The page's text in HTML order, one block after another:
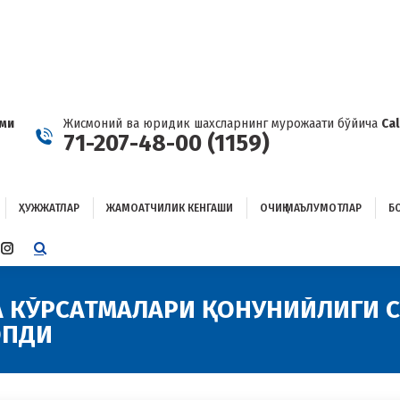
Жисмоний ва юридик шахсларнинг мурожаати бўйича
71-207-48-00 (1159)
ҲУЖЖАТЛАР ЖАМОАТЧИЛИК КЕНГАШИ ОЧИҚ МАЪЛУМОТЛАР
INSTAGRAM
IN
NEW
WINDOW
КЎРСАТМАЛАРИ ҚОНУНИЙЛИГИ